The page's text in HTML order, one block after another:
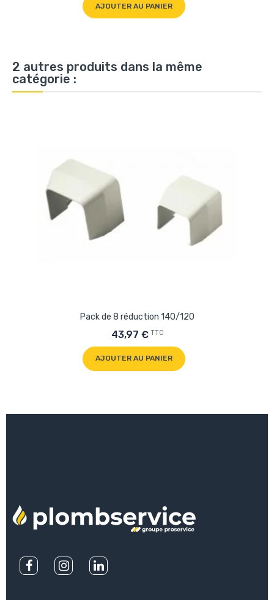
AJOUTER AU PANIER
2 autres produits dans la même
catégorie :
Pack de 8 réduction 140/120
43,97 € TTC
AJOUTER AU PANIER